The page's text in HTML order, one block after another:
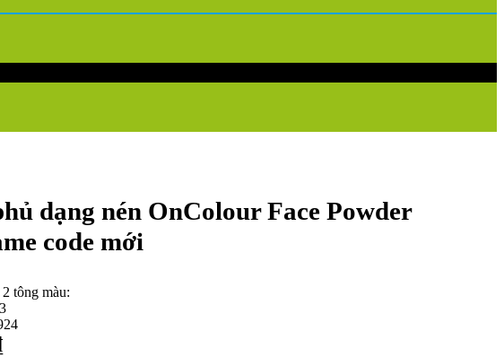
dạng nén OnColour Face Powder
code mới
tông màu: